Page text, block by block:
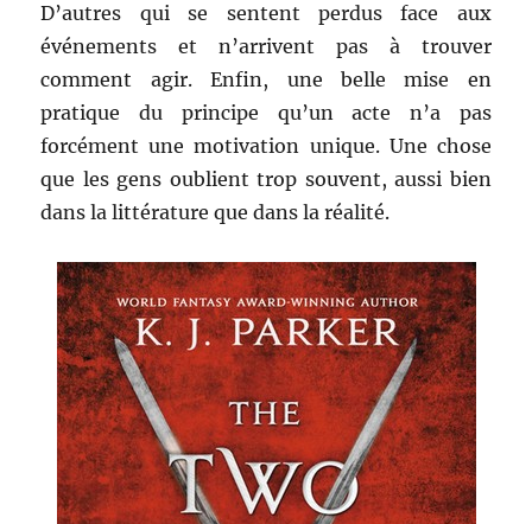
D’autres qui se sentent perdus face aux
événements et n’arrivent pas à trouver
comment agir. Enfin, une belle mise en
pratique du principe qu’un acte n’a pas
forcément une motivation unique. Une chose
que les gens oublient trop souvent, aussi bien
dans la littérature que dans la réalité.